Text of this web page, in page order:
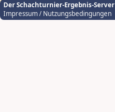
Der Schachturnier-Ergebnis-Server
Impressum / Nutzungsbedingungen